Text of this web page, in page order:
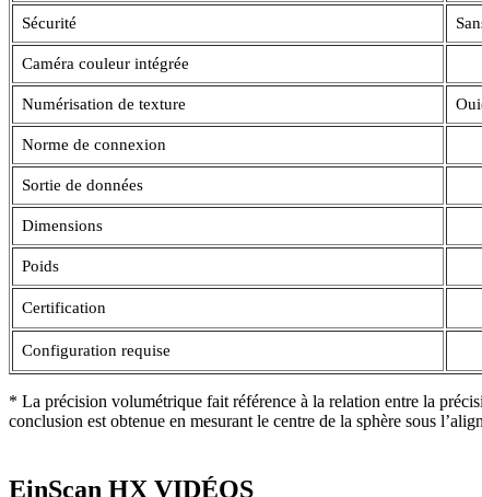
Sécurité
Caméra couleur intégrée
Numérisation de texture
Norme de connexion
Sortie de données
Dimensions
Poids
Certification
Configuration requise
* La précision volumétrique fait référence à la relation entre la
conclusion est obtenue en mesurant le centre de la sphère sous
EinScan HX VIDÉOS